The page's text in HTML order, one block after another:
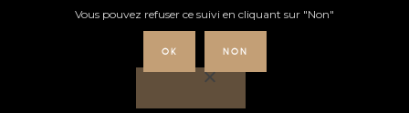
Vous pouvez refuser ce suivi en cliquant sur "Non"
OK NON